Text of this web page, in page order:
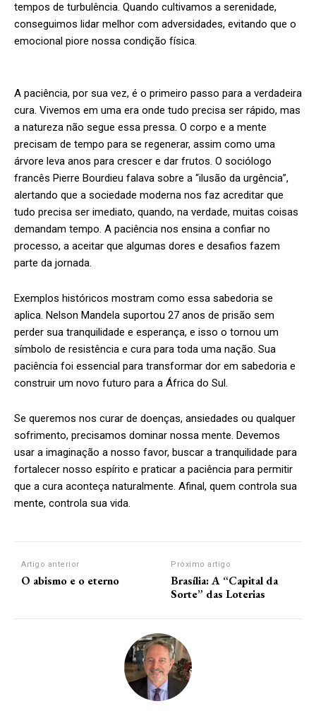
tempos de turbulência. Quando cultivamos a serenidade,
conseguimos lidar melhor com adversidades, evitando que o
emocional piore nossa condição física.
A paciência, por sua vez, é o primeiro passo para a verdadeira
cura. Vivemos em uma era onde tudo precisa ser rápido, mas
a natureza não segue essa pressa. O corpo e a mente
precisam de tempo para se regenerar, assim como uma
árvore leva anos para crescer e dar frutos. O sociólogo
francês Pierre Bourdieu falava sobre a “ilusão da urgência”,
alertando que a sociedade moderna nos faz acreditar que
tudo precisa ser imediato, quando, na verdade, muitas coisas
demandam tempo. A paciência nos ensina a confiar no
processo, a aceitar que algumas dores e desafios fazem
parte da jornada.
Exemplos históricos mostram como essa sabedoria se
aplica. Nelson Mandela suportou 27 anos de prisão sem
perder sua tranquilidade e esperança, e isso o tornou um
símbolo de resistência e cura para toda uma nação. Sua
paciência foi essencial para transformar dor em sabedoria e
construir um novo futuro para a África do Sul.
Se queremos nos curar de doenças, ansiedades ou qualquer
sofrimento, precisamos dominar nossa mente. Devemos
usar a imaginação a nosso favor, buscar a tranquilidade para
fortalecer nosso espírito e praticar a paciência para permitir
que a cura aconteça naturalmente. Afinal, quem controla sua
mente, controla sua vida.
Artigo anterior
O abismo e o eterno
Próximo artigo
Brasília: A “Capital da
Sorte” das Loterias